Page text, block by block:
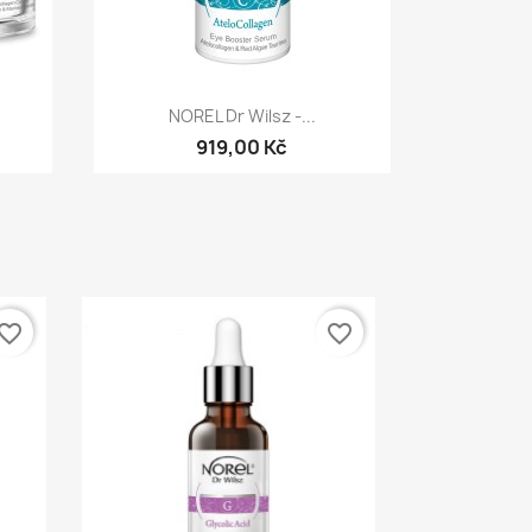
Rychlý náhled
NOREL Dr Wilsz -...
919,00 Kč
favorite_border